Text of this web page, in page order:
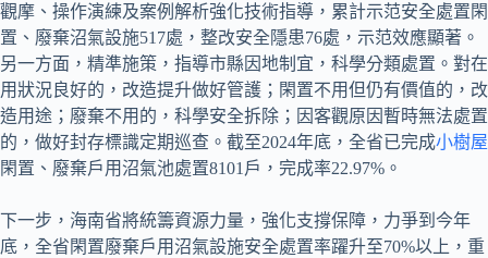
觀摩、操作演練及案例解析強化技術指導，累計示范安全處置閑
置、廢棄沼氣設施517處，整改安全隱患76處，示范效應顯著。
另一方面，精準施策，指導市縣因地制宜，科學分類處置。對在
用狀況良好的，改造提升做好管護；閑置不用但仍有價值的，改
造用途；廢棄不用的，科學安全拆除；因客觀原因暫時無法處置
的，做好封存標識定期巡查。截至2024年底，全省已完成小樹屋
閑置、廢棄戶用沼氣池處置8101戶，完成率22.97%。
下一步，海南省將統籌資源力量，強化支撐保障，力爭到今年
底，全省閑置廢棄戶用沼氣設施安全處置率躍升至70%以上，重